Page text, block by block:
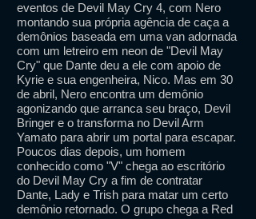
eventos de Devil May Cry 4, com Nero
montando sua própria agência de caça a
demônios baseada em uma van adornada
com um letreiro em neon de "Devil May
Cry" que Dante deu a ele com apoio de
Kyrie e sua engenheira, Nico. Mas em 30
de abril, Nero encontra um demônio
agonizando que arranca seu braço, Devil
Bringer e o transforma no Devil Arm
Yamato para abrir um portal para escapar.
Poucos dias depois, um homem
conhecido como "V" chega ao escritório
do Devil May Cry a fim de contratar
Dante, Lady e Trish para matar um certo
demônio retornado. O grupo chega a Red